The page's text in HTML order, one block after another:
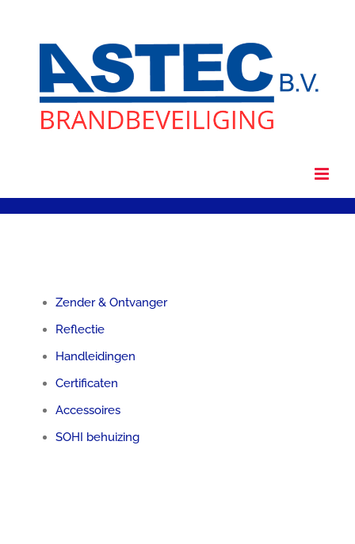
Zender & Ontvanger
Reflectie
Handleidingen
Certificaten
Accessoires
SOHI behuizing